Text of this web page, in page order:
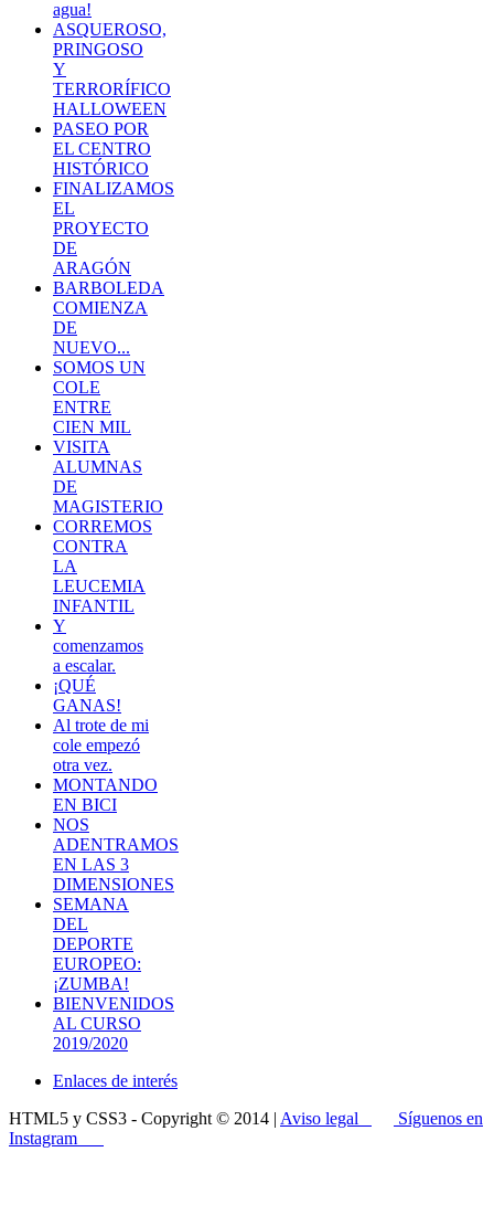
agua!
ASQUEROSO,
PRINGOSO
Y
TERRORÍFICO
HALLOWEEN
PASEO POR
EL CENTRO
HISTÓRICO
FINALIZAMOS
EL
PROYECTO
DE
ARAGÓN
BARBOLEDA
COMIENZA
DE
NUEVO...
SOMOS UN
COLE
ENTRE
CIEN MIL
VISITA
ALUMNAS
DE
MAGISTERIO
CORREMOS
CONTRA
LA
LEUCEMIA
INFANTIL
Y
comenzamos
a escalar.
¡QUÉ
GANAS!
Al trote de mi
cole empezó
otra vez.
MONTANDO
EN BICI
NOS
ADENTRAMOS
EN LAS 3
DIMENSIONES
SEMANA
DEL
DEPORTE
EUROPEO:
¡ZUMBA!
BIENVENIDOS
AL CURSO
2019/2020
Enlaces de interés
HTML5 y CSS3 - Copyright © 2014 | Aviso legal
Síguenos en
Instagram